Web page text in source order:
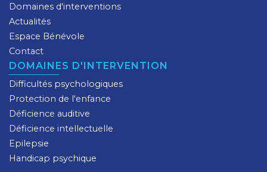
Domaines d'interventions
Actualités
Espace Bénévole
Contact
DOMAINES D'INTERVENTION
Difficultés psychologiques
Protection de l'enfance
Déficience auditive
Déficience intellectuelle
Epilepsie
Handicap psychique